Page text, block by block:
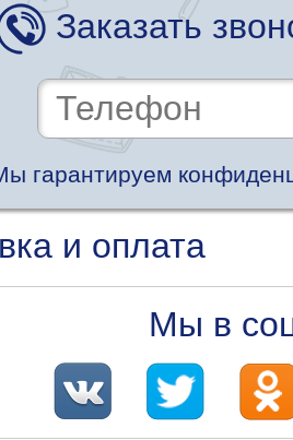
Заказать
гарантируем
и оплата
Мы в